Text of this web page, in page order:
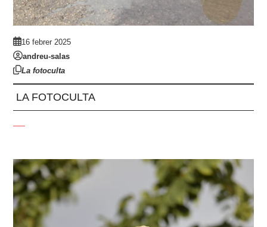
16 febrer 2025
andreu-salas
La fotoculta
LA FOTOCULTA